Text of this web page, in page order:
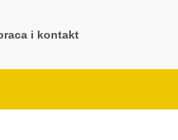
i kontakt